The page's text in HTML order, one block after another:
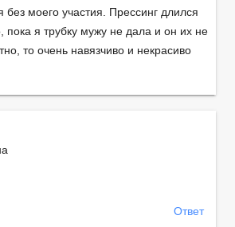
без моего участия. Прессинг длился
пока я трубку мужу не дала и он их не
то очень навязчиво и некрасиво
Ответ